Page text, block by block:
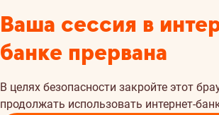
Ваша сессия в
банке прервана
В целях безопасности закройте этот
продолжать использовать интернет-